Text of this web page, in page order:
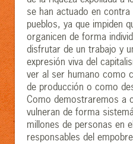
se han actuado en
pueblos, ya que impiden
organicen de forma
disfrutar de un trabajo y
expresión viva del
ver al ser humano como
de producción o como
Como demostraremos a
vulneran de forma
millones de personas en
responsables del